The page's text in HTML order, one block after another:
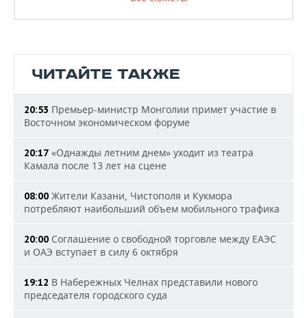
ЧИТАЙТЕ ТАКЖЕ
20:53 Премьер-министр Монголии примет участие в
Восточном экономическом форуме
20:17 «Однажды летним днем» уходит из театра
Камала после 13 лет на сцене
08:00 Жители Казани, Чистополя и Кукмора
потребляют наибольший объем мобильного трафика
20:00 Соглашение о свободной торговле между ЕАЭС
и ОАЭ вступает в силу 6 октября
19:12 В Набережных Челнах представили нового
председателя городского суда